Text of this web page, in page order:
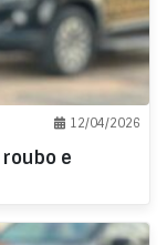
12/04/2026
e